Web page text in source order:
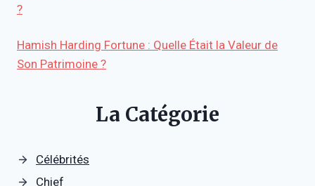
?
Hamish Harding Fortune : Quelle Était la Valeur de
Son Patrimoine ?
La Catégorie
Célébrités
Chief